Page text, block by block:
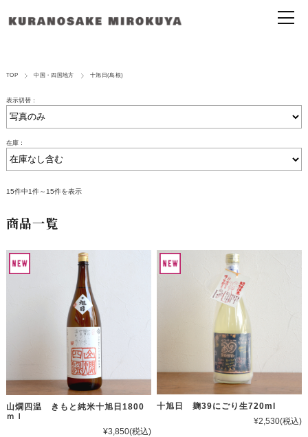
TOP 中国・四国地方 十旭日(島根)
表示切替：
在庫：
15件中1件～15件を表示
商品一覧
山燗四温 きもと純米十旭日1800
ｍｌ
¥3,850(税込)
十旭日 麹39にごり生720ml
¥2,530(税込)